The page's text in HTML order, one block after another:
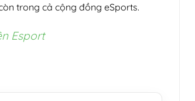
trong cả cộng đồng eSports.
Esport